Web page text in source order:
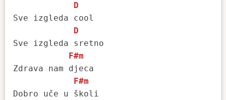
D
Sve izgleda cool
D
Sve izgleda sretno
F#m
Zdrava nam djeca
F#m
Dobro uče u školi